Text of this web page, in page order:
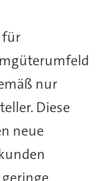
für
nur
Diese
neue